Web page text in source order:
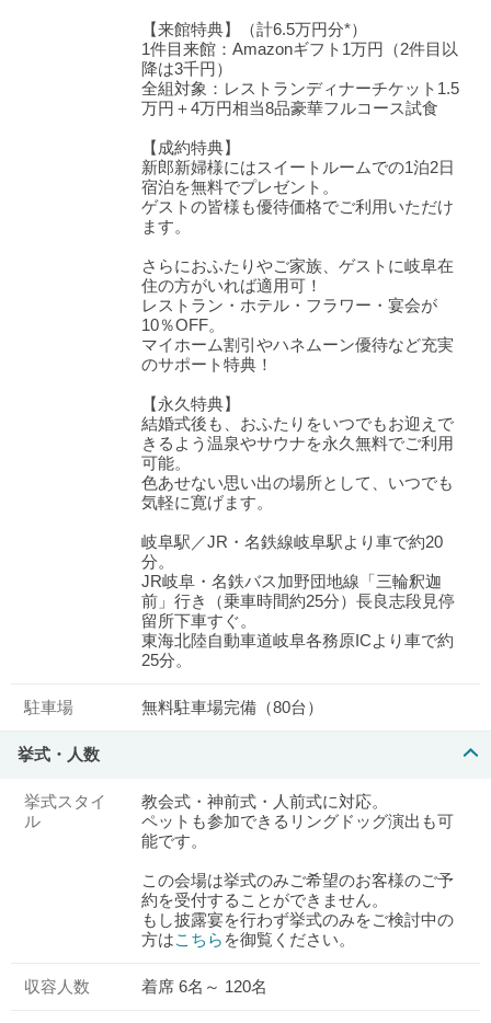
【来館特典】（計6.5万円分*）
1件目来館：Amazonギフト1万円（2件目以
降は3千円）
全組対象：レストランディナーチケット1.5
万円＋4万円相当8品豪華フルコース試食
【成約特典】
新郎新婦様にはスイートルームでの1泊2日
宿泊を無料でプレゼント。
ゲストの皆様も優待価格でご利用いただけ
ます。
さらにおふたりやご家族、ゲストに岐阜在
住の方がいれば適用可！
レストラン・ホテル・フラワー・宴会が
10％OFF。
マイホーム割引やハネムーン優待など充実
のサポート特典！
【永久特典】
結婚式後も、おふたりをいつでもお迎えで
きるよう温泉やサウナを永久無料でご利用
可能。
色あせない思い出の場所として、いつでも
気軽に寛げます。
岐阜駅／JR・名鉄線岐阜駅より車で約20
分。
JR岐阜・名鉄バス加野団地線「三輪釈迦
前」行き（乗車時間約25分）長良志段見停
留所下車すぐ。
東海北陸自動車道岐阜各務原ICより車で約
25分。
駐車場 無料駐車場完備（80台）
挙式・人数
挙式スタイ
ル
教会式・神前式・人前式に対応。
ペットも参加できるリングドッグ演出も可
能です。
この会場は挙式のみご希望のお客様のご予
約を受付することができません。
もし披露宴を行わず挙式のみをご検討中の
方はこちら を御覧ください。
収容人数 着席 6名～ 120名